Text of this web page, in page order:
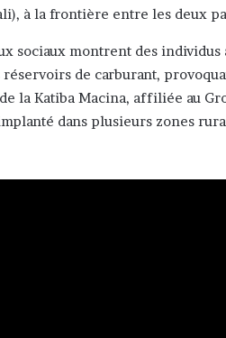
à la frontière entre les deux
sociaux montrent des individus
de carburant,
la Katiba Macina, affiliée au
dans plusieurs zones